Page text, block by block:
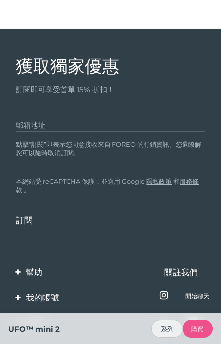
獲取獨家優惠
訂閱即可享受首單 15% 折扣！
郵箱地址
點擊“訂閱”即表示您同意接收來自 FOREO 的行銷資訊。您還瞭解
您可以隨時取消訂閱。
本網站受 reCAPTCHA 保護，並適用 Google隱私政策 和服務條
款 。
幫助
聯繫我們
訂單與運輸
保修與退換貨
關註我們
我的帳號 開始聊天
UFO™ mini 2 系列 購買